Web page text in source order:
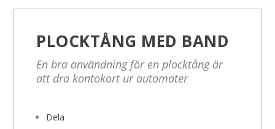
PLOCKTÅNG MED BAND
En bra användning för en plocktång är
att dra kontokort ur automater
Dela